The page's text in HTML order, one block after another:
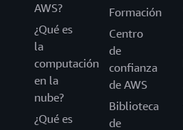
AWS?
¿Qué es
la
computación
en la
nube?
¿Qué es
Formación
Centro
de
confianza
de AWS
Biblioteca
de